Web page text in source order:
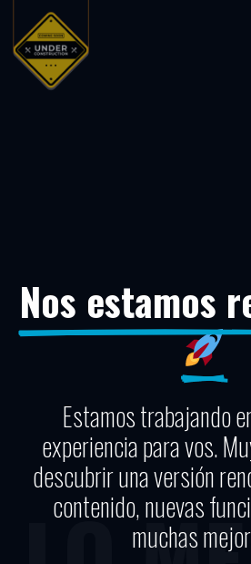
Nos estamos
Estamos trabajando
experiencia para vos.
descubrir una versión
contenido, nuevas
muchas